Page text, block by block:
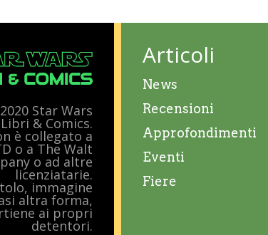
Star Wars
Libri & Comics.
è collegato a
o a The Walt
o ad altre
licenziatarie.
immagine
altra forma,
ai propri
detentori.
Articoli
News
Recensioni
Approfondimenti
Eventi
Fiere